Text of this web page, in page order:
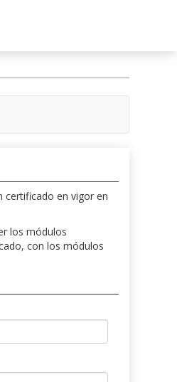
certificado en vigor en
los módulos
con los módulos